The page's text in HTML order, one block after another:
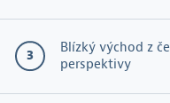
Židovské spiknutí
Židé a kapitalismus v
Antisemitismus v éře
Blízký východ z
perspektivy
1950